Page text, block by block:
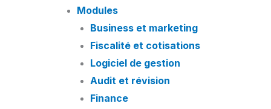
Modules
Business et marketing
Fiscalité et cotisations
Logiciel de gestion
Audit et révision
Finance